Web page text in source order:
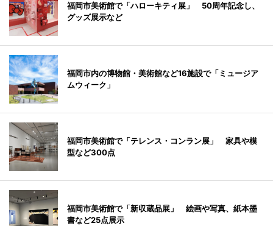
福岡市美術館で「ハローキティ展」 50周年記念し、
グッズ展示など
福岡市内の博物館・美術館など16施設で「ミュージア
ムウィーク」
福岡市美術館で「テレンス・コンラン展」 家具や模
型など300点
福岡市美術館で「新収蔵品展」 絵画や写真、紙本墨
書など25点展示